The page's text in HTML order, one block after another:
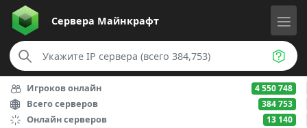
Сервера Майнкрафт
Игроков онлайн 4 550 748
Всего серверов 384 753
Онлайн серверов 13 140